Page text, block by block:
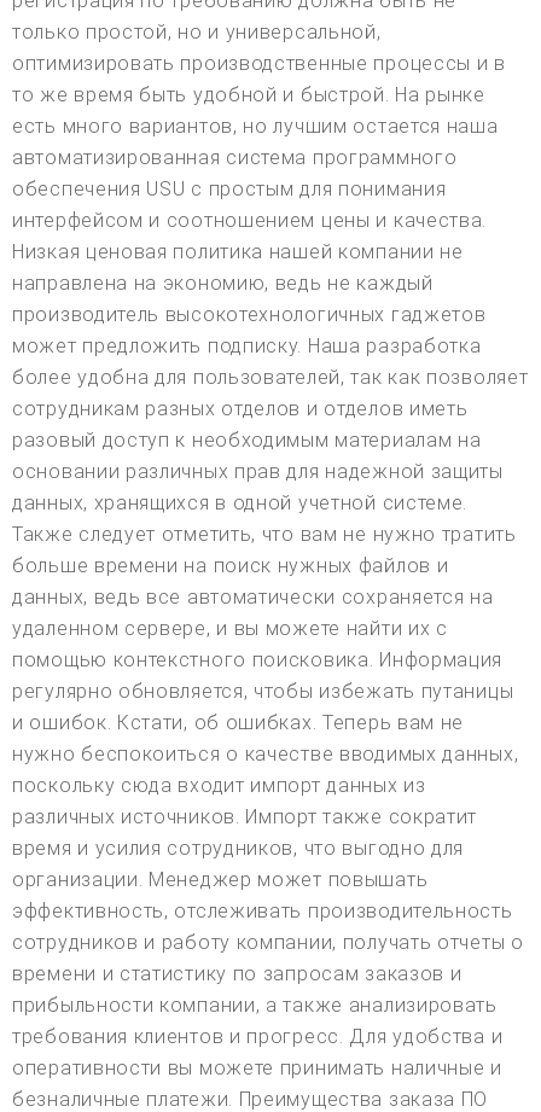
только простой, но и универсальной,
оптимизировать производственные процессы и в
то же время быть удобной и быстрой. На рынке
есть много вариантов, но лучшим остается наша
автоматизированная система программного
обеспечения USU с простым для понимания
интерфейсом и соотношением цены и качества.
Низкая ценовая политика нашей компании не
направлена на экономию, ведь не каждый
производитель высокотехнологичных гаджетов
может предложить подписку. Наша разработка
более удобна для пользователей, так как позволяет
сотрудникам разных отделов и отделов иметь
разовый доступ к необходимым материалам на
основании различных прав для надежной защиты
данных, хранящихся в одной учетной системе.
Также следует отметить, что вам не нужно тратить
больше времени на поиск нужных файлов и
данных, ведь все автоматически сохраняется на
удаленном сервере, и вы можете найти их с
помощью контекстного поисковика. Информация
регулярно обновляется, чтобы избежать путаницы
и ошибок. Кстати, об ошибках. Теперь вам не
нужно беспокоиться о качестве вводимых данных,
поскольку сюда входит импорт данных из
различных источников. Импорт также сократит
время и усилия сотрудников, что выгодно для
организации. Менеджер может повышать
эффективность, отслеживать производительность
сотрудников и работу компании, получать отчеты о
времени и статистику по запросам заказов и
прибыльности компании, а также анализировать
требования клиентов и прогресс. Для удобства и
оперативности вы можете принимать наличные и
безналичные платежи. Преимущества заказа ПО